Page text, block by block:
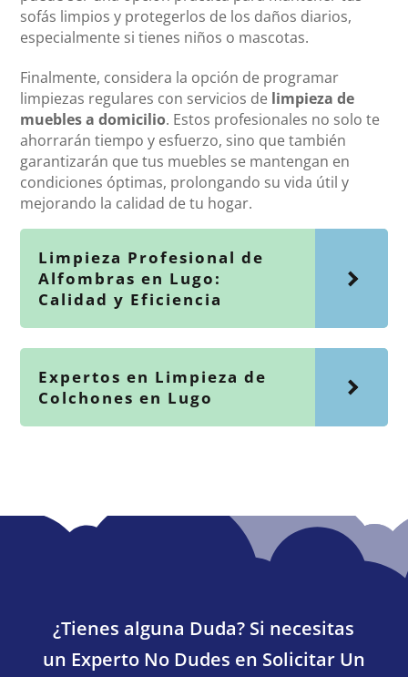
sofás limpios y protegerlos de los daños diarios,
especialmente si tienes niños o mascotas.
Finalmente, considera la opción de programar
limpiezas regulares con servicios de limpieza de
muebles a domicilio. Estos profesionales no solo te
ahorrarán tiempo y esfuerzo, sino que también
garantizarán que tus muebles se mantengan en
condiciones óptimas, prolongando su vida útil y
mejorando la calidad de tu hogar.
Limpieza Profesional de
Alfombras en Lugo:
Calidad y Eficiencia
Expertos en Limpieza de
Colchones en Lugo
¿Tienes alguna Duda? Si necesitas
un Experto No Dudes en Solicitar Un